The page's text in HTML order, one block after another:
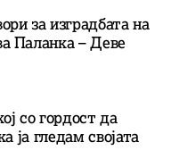
за изградбата на
Паланка – Деве
со гордост да
ја гледам својата